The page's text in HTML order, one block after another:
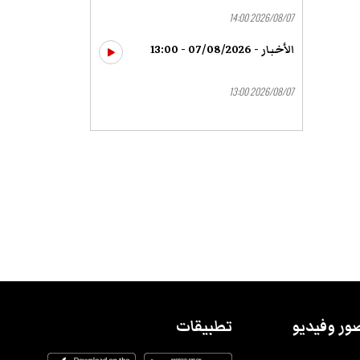
2026/08/07 14:00
الأخبار - 07/08/2026 - 13:00
2026/08/07 13:00
وفيديو تطبيقات